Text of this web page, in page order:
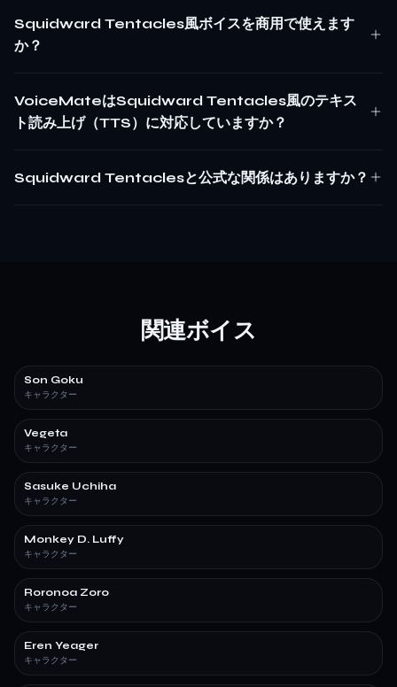
Squidward Tentacles風ボイスを商用で使えます
か？
VoiceMateはSquidward Tentacles風のテキス
ト読み上げ（TTS）に対応していますか？
Squidward Tentaclesと公式な関係はありますか？
関連ボイス
Son Goku
キャラクター
Vegeta
キャラクター
Sasuke Uchiha
キャラクター
Monkey D. Luffy
キャラクター
Roronoa Zoro
キャラクター
Eren Yeager
キャラクター